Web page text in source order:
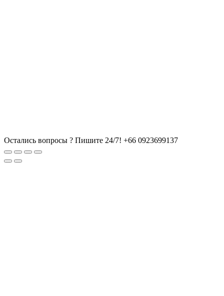
Остались вопросы ? Пишите 24/7! +66 0923699137